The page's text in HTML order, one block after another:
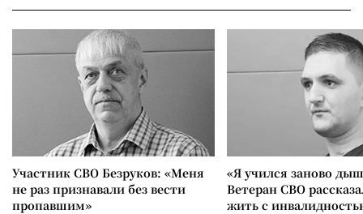
Участник СВО Безруков: «Меня
не раз признавали без вести
пропавшим»
«Я учился заново
Ветеран СВО
жить с